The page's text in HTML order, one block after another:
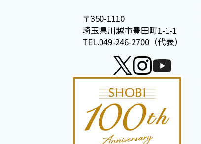
〒350-1110
埼玉県川越市豊田町1-1-1
TEL.049-246-2700（代表）